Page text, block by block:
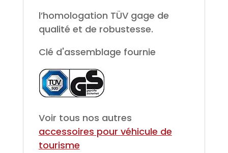
l’homologation TÜV gage de
qualité et de robustesse.
Clé d'assemblage fournie
Voir tous nos autres
accessoires pour véhicule de
tourisme